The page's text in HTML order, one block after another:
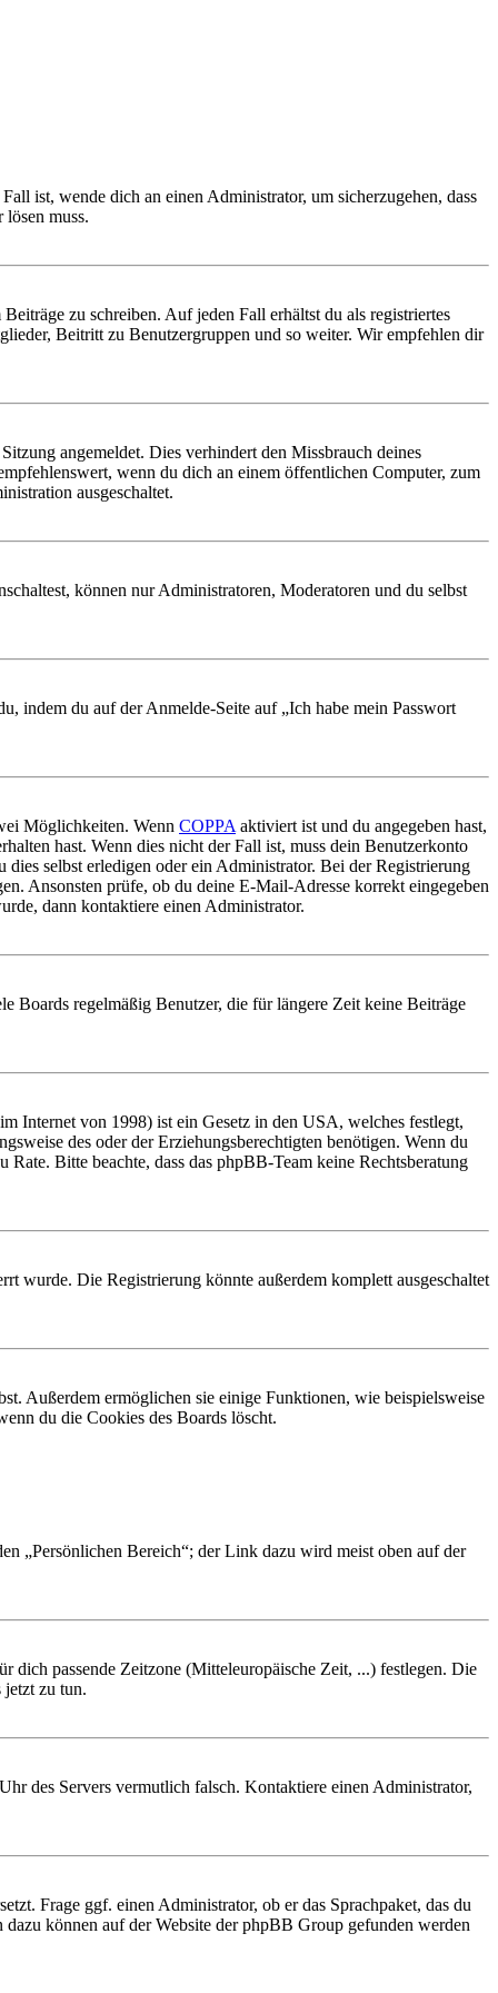
ist, wende dich an einen Administrator, um sicherzugehen, dass
muss.
zu schreiben. Auf jeden Fall erhältst du als registriertes
Beitritt zu Benutzergruppen und so weiter. Wir empfehlen dir
angemeldet. Dies verhindert den Missbrauch deines
wenn du dich an einem öffentlichen Computer, zum
ausgeschaltet.
können nur Administratoren, Moderatoren und du selbst
indem du auf der Anmelde-Seite auf „Ich habe mein Passwort
Möglichkeiten. Wenn COPPA aktiviert ist und du angegeben hast,
hast. Wenn dies nicht der Fall ist, muss dein Benutzerkonto
selbst erledigen oder ein Administrator. Bei der Registrierung
Ansonsten prüfe, ob du deine E-Mail-Adresse korrekt eingegeben
dann kontaktiere einen Administrator.
Boards regelmäßig Benutzer, die für längere Zeit keine Beiträge
Internet von 1998) ist ein Gesetz in den USA, welches festlegt,
des oder der Erziehungsberechtigten benötigen. Wenn du
Bitte beachte, dass das phpBB-Team keine Rechtsberatung
wurde. Die Registrierung könnte außerdem komplett ausgeschaltet
Außerdem ermöglichen sie einige Funktionen, wie beispielsweise
du die Cookies des Boards löscht.
„Persönlichen Bereich“; der Link dazu wird meist oben auf der
dich passende Zeitzone (Mitteleuropäische Zeit, ...) festlegen. Die
jetzt zu tun.
des Servers vermutlich falsch. Kontaktiere einen Administrator,
Frage ggf. einen Administrator, ob er das Sprachpaket, das du
können auf der Website der phpBB Group gefunden werden